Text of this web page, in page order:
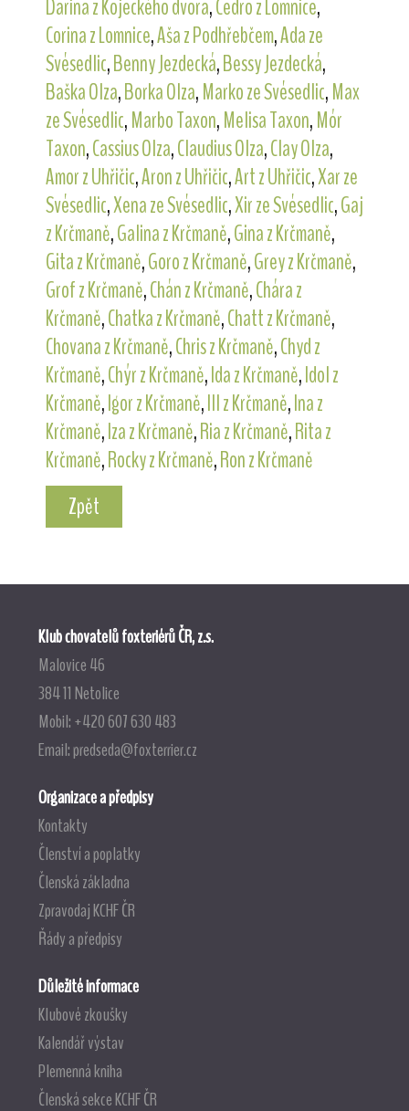
Darina z Kojeckého dvora,Cedro z Lomnice,
Corina z Lomnice,Aša z Podhřebčem,Ada ze
Svésedlic,Benny Jezdecká,Bessy Jezdecká,
Baška Olza,Borka Olza,Marko ze Svésedlic,Max
ze Svésedlic,Marbo Taxon,Melisa Taxon,Mór
Taxon,Cassius Olza,Claudius Olza,Clay Olza,
Amor z Uhřičic,Aron z Uhřičic,Art z Uhřičic,Xar ze
Svésedlic,Xena ze Svésedlic,Xir ze Svésedlic,Gaj
z Krčmaně,Galina z Krčmaně,Gina z Krčmaně,
Gita z Krčmaně,Goro z Krčmaně,Grey z Krčmaně,
Grof z Krčmaně,Chán z Krčmaně,Chára z
Krčmaně,Chatka z Krčmaně,Chatt z Krčmaně,
Chovana z Krčmaně,Chris z Krčmaně,Chyd z
Krčmaně,Chýr z Krčmaně,Ida z Krčmaně,Idol z
Krčmaně,Igor z Krčmaně,Ill z Krčmaně,Ina z
Krčmaně,Iza z Krčmaně,Ria z Krčmaně,Rita z
Krčmaně,Rocky z Krčmaně,Ron z Krčmaně
Zpět
Klub chovatelů foxteriérů ČR, z.s.
Malovice 46
384 11 Netolice
Mobil: +420 607 630 483
Email:predseda@foxterrier.cz
Organizace a předpisy
Kontakty
Členství a poplatky
Členská základna
Zpravodaj KCHF ČR
Řády a předpisy
Důležité informace
Klubové zkoušky
Kalendář výstav
Plemenná kniha
Členská sekce KCHF ČR